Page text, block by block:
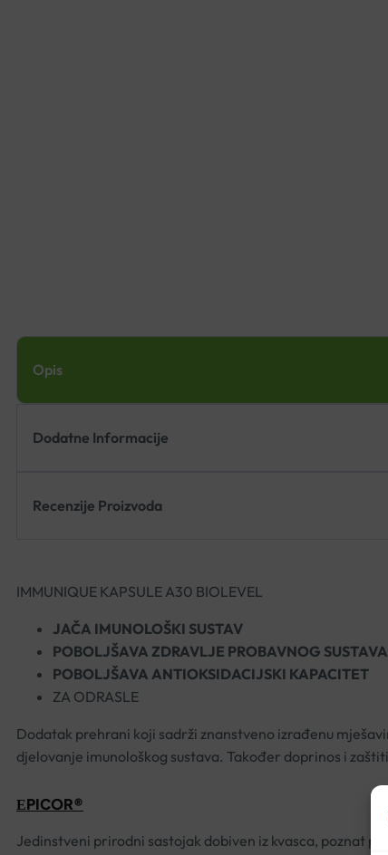
Opis
Dodatne Informacije
Recenzije Proizvoda
IMMUNIQUE KAPSULE A30 BIOLEVEL
JAČA IMUNOLOŠKI SUSTAV
POBOLJŠAVA ZDRAVLJE PROBAVNOG SUSTAVA
POBOLJŠAVA ANTIOKSIDACIJSKI KAPACITET
ZA ODRASLE
Dodatak prehrani koji sadrži znanstveno izrađenu
djelovanje imunološkog sustava. Također doprinos i
ЕPICOR®
Jedinstveni prirodni sastojak dobiven iz kvasca, poznat po